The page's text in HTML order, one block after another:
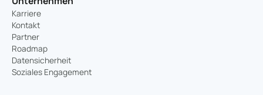
Karriere
Kontakt
Partner
Roadmap
Datensicherheit
Soziales Engagement